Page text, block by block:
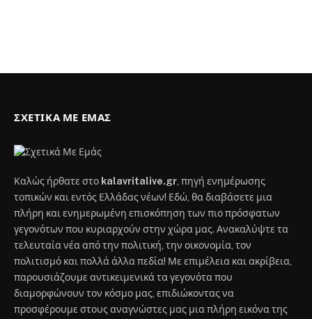
ΣΧΕΤΙΚΆ ΜΕ ΕΜΆΣ
Καλώς ήρθατε στο kalavritalive.gr, πηγή ενημέρωσης
τοπικών και εντός Ελλάδας νέων! Εδώ, θα διαβάσετε μια
πλήρη και ενημερωμένη επισκόπηση των πιο πρόσφατων
γεγονότων που κυριαρχούν στην χώρα μας. Ανακαλύψτε τα
τελευταία νέα από την πολιτική, την οικονομία, τον
πολιτισμό και πολλά άλλα πεδία! Με επιμέλεια και ακρίβεια,
παρουσιάζουμε αντικειμενικά τα γεγονότα που
διαμορφώνουν τον κόσμο μας, επιδιώκοντας να
προσφέρουμε στους αναγνώστες μας μια πλήρη εικόνα της